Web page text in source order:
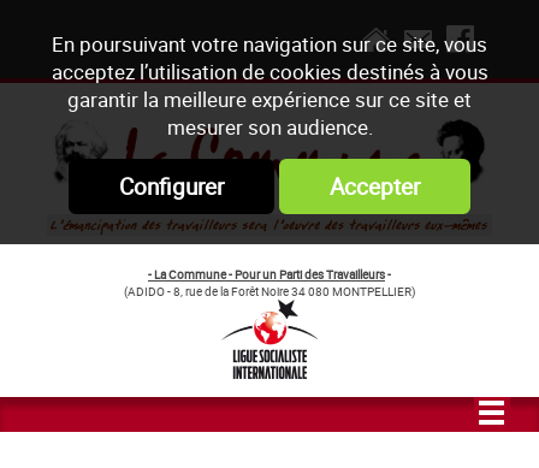
En poursuivant votre navigation sur ce site, vous
acceptez l’utilisation de cookies destinés à vous
garantir la meilleure expérience sur ce site et
mesurer son audience.
Configurer Accepter
- La Commune - Pour un Parti des Travailleurs-
(ADIDO - 8, rue de la Forêt Noire 34 080 MONTPELLIER)